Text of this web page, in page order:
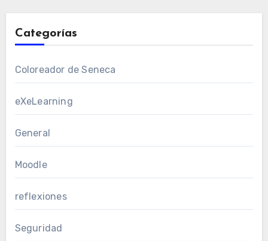
Categorías
Coloreador de Seneca
eXeLearning
General
Moodle
reflexiones
Seguridad